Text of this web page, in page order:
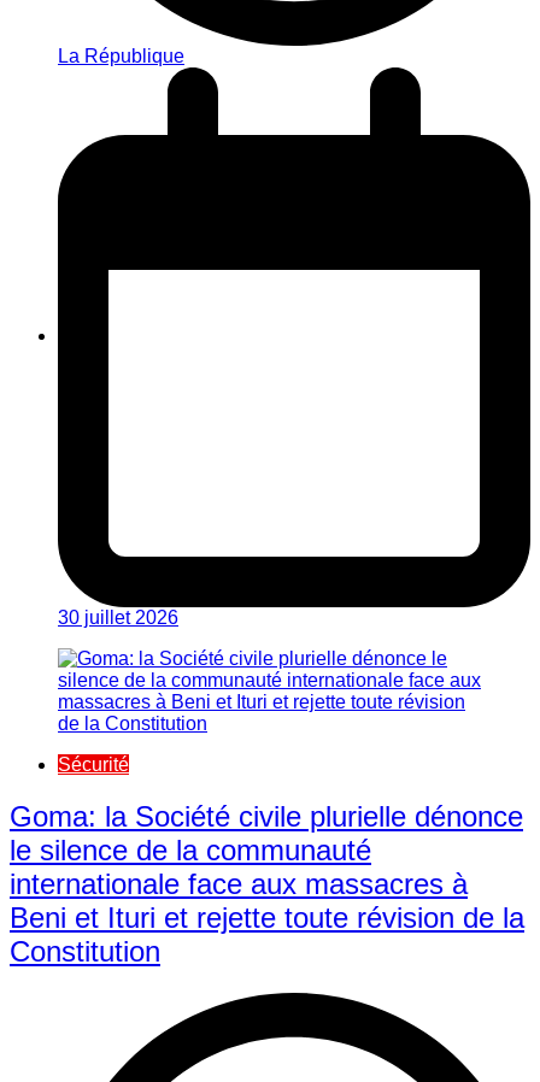
La République
30 juillet 2026
Sécurité
Goma: la Société civile plurielle dénonce
le silence de la communauté
internationale face aux massacres à
Beni et Ituri et rejette toute révision de la
Constitution